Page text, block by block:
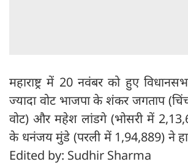
महाराष्ट्र में 20 नवंबर को हुए
ज्यादा वोट भाजपा के शंकर जगताप
वोट) और महेश लांडगे (भोसरी में
के धनंजय मुंडे (परली में 1,94,889) ने
Edited by: Sudhir Sharma